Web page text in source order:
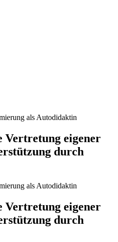
als Autodidaktin
Vertretung eigener
durch
als Autodidaktin
Vertretung eigener
durch